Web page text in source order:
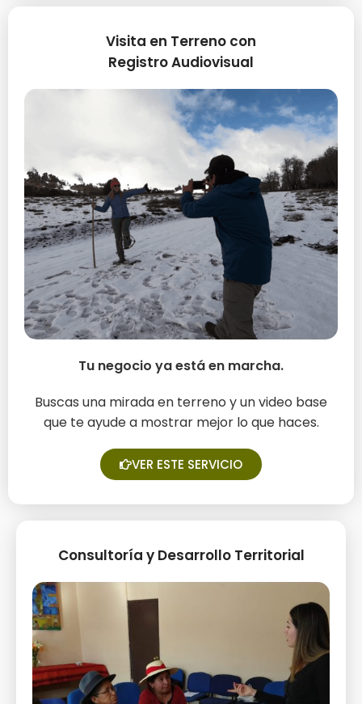
Visita en Terreno con
Registro Audiovisual
¿Quieres dar a conocer tus
servicios?
Tu negocio ya está en marcha.
Buscas una mirada en terreno y un video base
que te ayude a mostrar mejor lo que haces.
VER ESTE SERVICIO
Consultoría y Desarrollo Territorial